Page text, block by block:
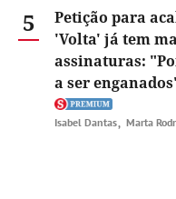
5
Petição para
'Volta' já tem
assinaturas:
a ser
Isabel Dantas Marta